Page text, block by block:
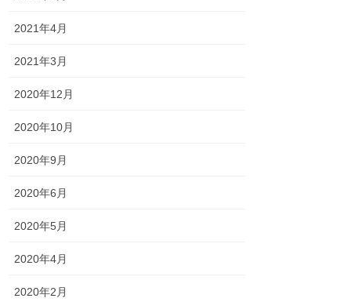
2021年4月
2021年3月
2020年12月
2020年10月
2020年9月
2020年6月
2020年5月
2020年4月
2020年2月